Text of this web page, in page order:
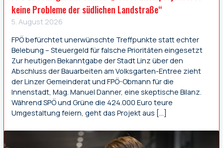
keine Probleme der südlichen Landstraße“
5. August 2026
FPÖ befürchtet unerwünschte Treffpunkte statt echter
Belebung – Steuergeld für falsche Prioritäten eingesetzt
Zur heutigen Bekanntgabe der Stadt Linz über den
Abschluss der Bauarbeiten am Volksgarten-Entree zieht
der Linzer Gemeinderat und FPÖ-Obmann für die
Innenstadt, Mag. Manuel Danner, eine skeptische Bilanz.
Während SPÖ und Grüne die 424.000 Euro teure
Umgestaltung feiern, geht das Projekt aus […]